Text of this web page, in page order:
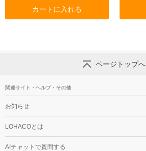
カートに入れる
ページトップへ
関連サイト・ヘルプ・その他
お知らせ
LOHACOとは
AIチャットで質問する